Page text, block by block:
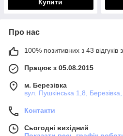
Купити
Про нас
100% позитивних з 43 відгуків
Працює з 05.08.2015
м. Березівка
вул. Пушкінська 1,8,
Контакти
Сьогодні вихідний